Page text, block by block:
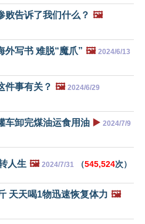
败告诉了我们什么？ 🖼️
外写书 难脱“魔爪” 🖼️ 2024/6/13
件事有关？ 🖼️ 2024/6/29
车卸完煤油运食用油 ▶️ 2024/7/9
人生 🖼️ 2024/7/31 （545,524次）
天天喝1物迅速恢复体力 🖼️